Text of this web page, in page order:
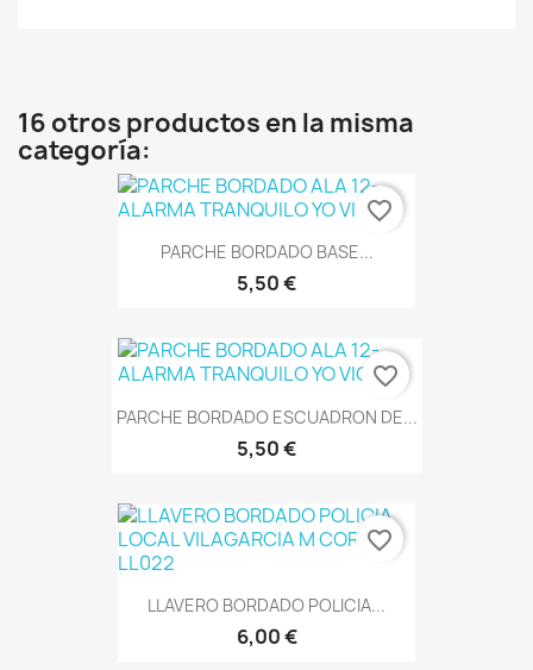
16 otros productos en la misma
categoría:
PARCHE BORDADO BASE...
5,50 €
favorite_border
PARCHE BORDADO ESCUADRON DE...
5,50 €
favorite_border
LLAVERO BORDADO POLICIA...
6,00 €
favorite_border